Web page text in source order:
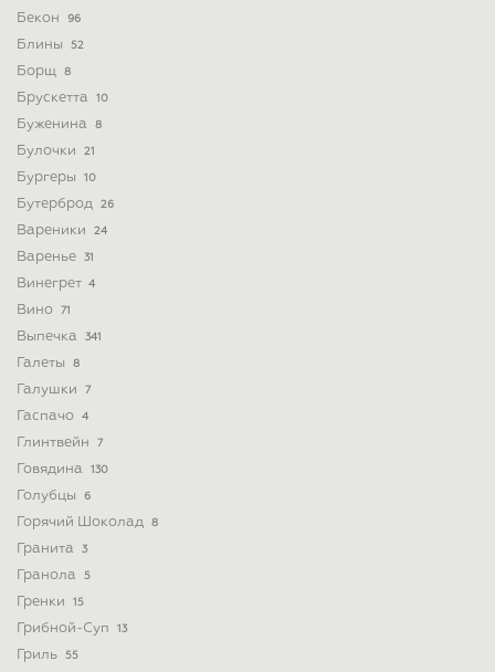
Бекон 96
Блины 52
Борщ 8
Брускетта 10
Буженина 8
Булочки 21
Бургеры 10
Бутерброд 26
Вареники 24
Варенье 31
Винегрет 4
Вино 71
Выпечка 341
Галеты 8
Галушки 7
Гаспачо 4
Глинтвейн 7
Говядина 130
Голубцы 6
Горячий Шоколад 8
Гранита 3
Гранола 5
Гренки 15
Грибной-Суп 13
Гриль 55